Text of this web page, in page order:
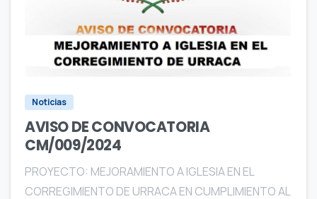
0 44
Noticias
AVISO DE CONVOCATORIA
CM/009/2024
PROYECTO: MEJORAMIENTO A IGLESIA EN EL
CORREGIMIENTO DE URRACA EN CUMPLIMIENTO AL